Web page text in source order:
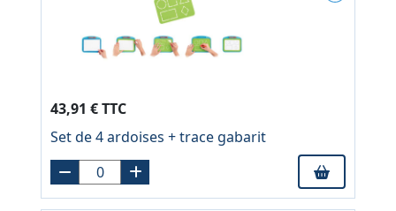
43,91 € TTC
Set de 4 ardoises + trace gabarit